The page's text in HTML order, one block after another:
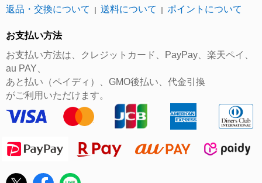
返品・交換について ｜ 送料について ｜ ポイントについて
お支払い方法
お支払い方法は、クレジットカード、PayPay、楽天ペイ、
au PAY、
あと払い（ペイディ）、GMO後払い、代金引換
がご利用いただけます。